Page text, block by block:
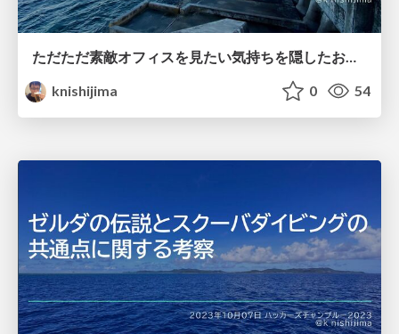
knishijima
0 54